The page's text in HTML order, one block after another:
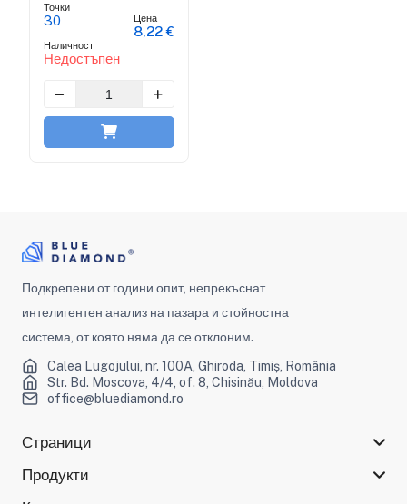
Точки
30
Наличност
Недостъпен
Цена
8,22 €
Подкрепени от години опит, непрекъснат
интелигентен анализ на пазара и стойностна
система, от която няма да се отклоним.
Calea Lugojului, nr. 100A, Ghiroda, Timiș, România
Str. Bd. Moscova, 4/4, of. 8, Chisinău, Moldova
office@bluediamond.ro
Страници
Продукти